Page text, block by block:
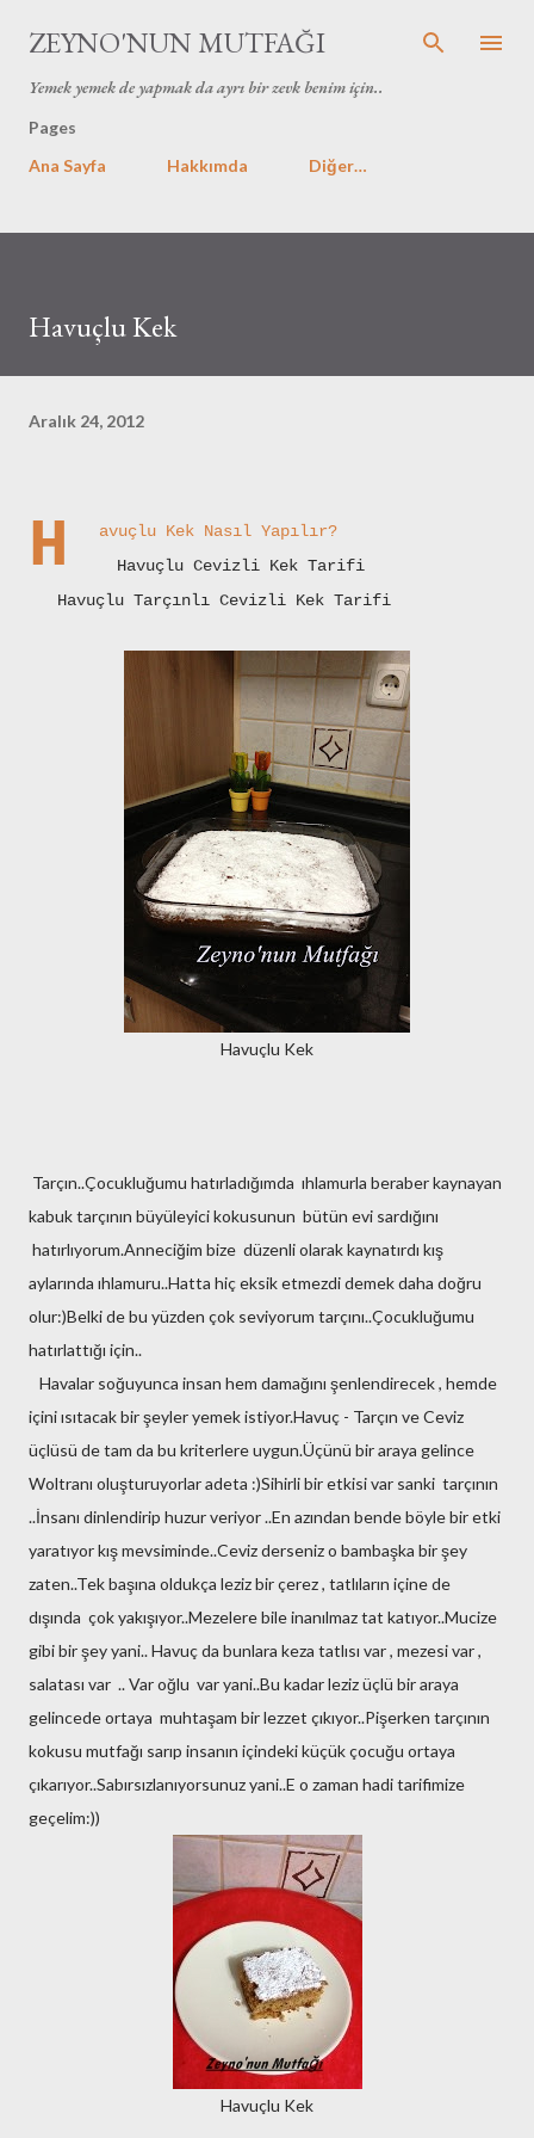
Ana içeriğe atla
ZEYNO'NUN MUTFAĞI
Yemek yemek de yapmak da ayrı bir zevk benim için..
Pages
Ana Sayfa
Hakkımda Diğer…
Havuçlu Kek
Aralık 24, 2012
H
avuçlu Kek Nasıl Yapılır?
Havuçlu Cevizli Kek Tarifi
Havuçlu Tarçınlı Cevizli Kek Tarifi
Havuçlu Kek
Tarçın..Çocukluğumu hatırladığımda ıhlamurla beraber kaynayan
kabuk tarçının büyüleyici kokusunun bütün evi sardığını
hatırlıyorum.Anneciğim bize düzenli olarak kaynatırdı kış
aylarında ıhlamuru..Hatta hiç eksik etmezdi demek daha doğru
olur:)Belki de bu yüzden çok seviyorum tarçını..Çocukluğumu
hatırlattığı için..
Havalar soğuyunca insan hem damağını şenlendirecek , hemde
içini ısıtacak bir şeyler yemek istiyor.Havuç - Tarçın ve Ceviz
üçlüsü de tam da bu kriterlere uygun.Üçünü bir araya gelince
Woltranı oluşturuyorlar adeta :)Sihirli bir etkisi var sanki tarçının
..İnsanı dinlendirip huzur veriyor ..En azından bende böyle bir etki
yaratıyor kış mevsiminde..Ceviz derseniz o bambaşka bir şey
zaten..Tek başına oldukça leziz bir çerez , tatlıların içine de
dışında çok yakışıyor..Mezelere bile inanılmaz tat katıyor..Mucize
gibi bir şey yani.. Havuç da bunlara keza tatlısı var , mezesi var ,
salatası var .. Var oğlu var yani..Bu kadar leziz üçlü bir araya
gelincede ortaya muhtaşam bir lezzet çıkıyor..Pişerken tarçının
kokusu mutfağı sarıp insanın içindeki küçük çocuğu ortaya
çıkarıyor..Sabırsızlanıyorsunuz yani..E o zaman hadi tarifimize
geçelim:))
Havuçlu Kek